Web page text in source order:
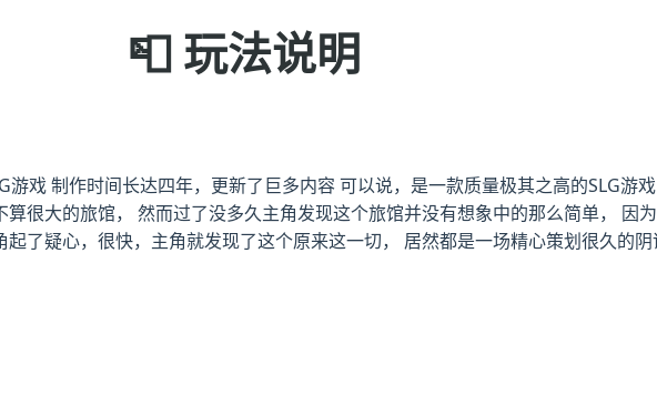
📮 玩法说明
戏 制作时间长达四年，更新了巨多内容 可以说，是一款质量极其之高的SLG游
很大的旅馆， 然而过了没多久主角发现这个旅馆并没有想象中的那么简单， 因
了疑心，很快，主角就发现了这个原来这一切， 居然都是一场精心策划很久的阴